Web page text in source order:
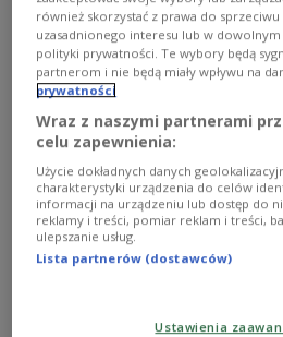
Unplugged; od początku
dostępny na fizycznych
Zobacz więcej na temat:Trójka
również skorzystać z prawa do
uzasadnionego interesu lub w
polityki prywatności. Te wybory będą
partnerom i nie będą miały wpływu na
prywatności
Wraz z naszymi partnerami
celu zapewnienia:
Użycie dokładnych danych
charakterystyki urządzenia do celów
informacji na urządzeniu lub dostęp do
reklamy i treści, pomiar reklam i treści,
ulepszanie usług.
Lista partnerów (dostawców)
Ustawienia